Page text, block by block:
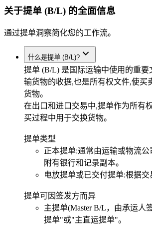
关于提单 (B/L) 的全面信息
通过提单洞察简化您的工作流。
什么是提单 (B/L)?
提单 (B/L) 是国际运输中使用的重要
输货物的收据,也是所有权文件,使买
货物。
在出口和进口交易中,提单作为所有
买过程中用于交换货物。
提单类型
正本提单:通常由运输或物流
附有银行和记录副本。
电放提单或已交付提单:根据交
提单可因签发方而异
主提单(Master B/L，由承运人
提单"或"主直运提单"。